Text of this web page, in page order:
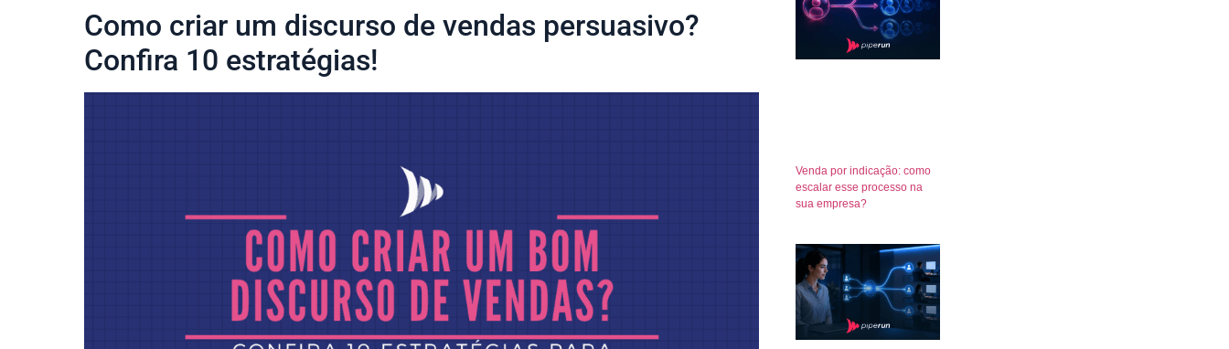
Como criar um discurso de vendas persuasivo?
Confira 10 estratégias!
Venda por indicação: como
escalar esse processo na
sua empresa?